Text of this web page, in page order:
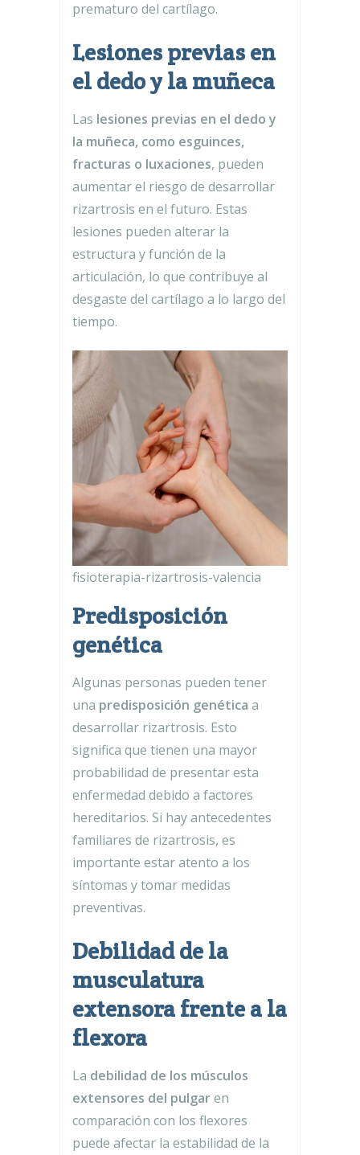
prematuro del cartílago.
Lesiones previas en
el dedo y la muñeca
Las lesiones previas en el dedo y
la muñeca, como esguinces,
fracturas o luxaciones, pueden
aumentar el riesgo de desarrollar
rizartrosis en el futuro. Estas
lesiones pueden alterar la
estructura y función de la
articulación, lo que contribuye al
desgaste del cartílago a lo largo del
tiempo.
fisioterapia-rizartrosis-valencia
Predisposición
genética
Algunas personas pueden tener
una predisposición genética a
desarrollar rizartrosis. Esto
significa que tienen una mayor
probabilidad de presentar esta
enfermedad debido a factores
hereditarios. Si hay antecedentes
familiares de rizartrosis, es
importante estar atento a los
síntomas y tomar medidas
preventivas.
Debilidad de la
musculatura
extensora frente a la
flexora
La debilidad de los músculos
extensores del pulgaren
comparación con los flexores
puede afectar la estabilidad de la